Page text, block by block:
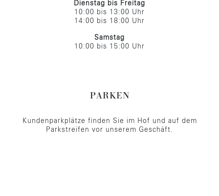
Dienstag bis Freitag
10:00 bis 13:00 Uhr
14:00 bis 18:00 Uhr
Samstag
10:00 bis 15:00 Uhr
PARKEN
Kundenparkplätze finden Sie im Hof und auf dem
Parkstreifen vor unserem Geschäft.